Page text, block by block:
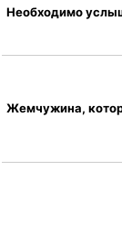
Необходимо
Жемчужина,